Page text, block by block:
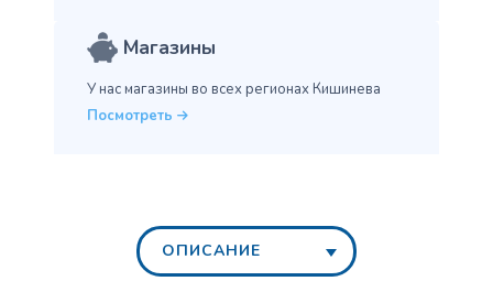
Магазины
У нас магазины во всех регионах Кишинева
Посмотреть
ОПИСАНИЕ